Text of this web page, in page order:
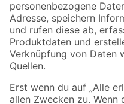
Zahlungsarten
Sicher einkaufen